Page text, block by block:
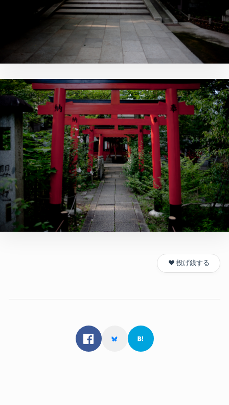
❤️ 投げ銭する